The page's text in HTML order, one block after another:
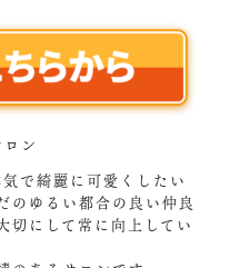
ン
で綺麗に可愛くしたい
のゆるい都合の良い仲良
切にして常に向上してい